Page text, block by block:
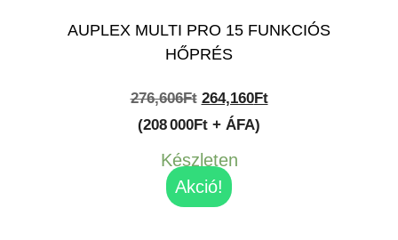
AUPLEX MULTI PRO 15 FUNKCIÓS
HŐPRÉS
276,606Ft Original
price
was:
276,606Ft.
264,160FtCurrent
(208 000Ft + ÁFA)
Készleten
Akció!